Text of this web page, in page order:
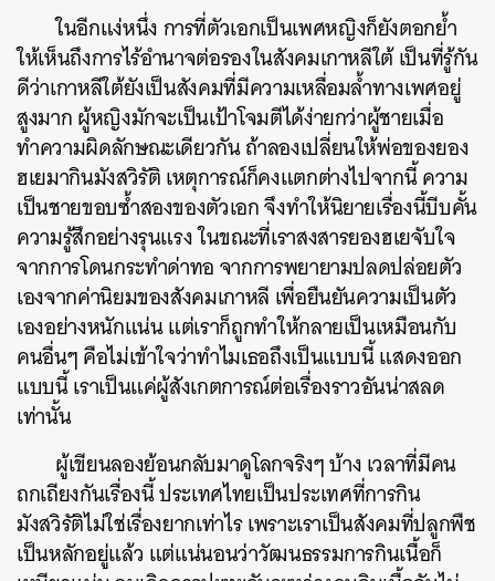
ในอีกแง่หนึ่ง การที่ตัวเอกเป็นเพศหญิงก็ยังตอกย้ำ
ให้เห็นถึงการไร้อำนาจต่อรองในสังคมเกาหลีใต้ เป็นที่รู้กัน
ดีว่าเกาหลีใต้ยังเป็นสังคมที่มีความเหลื่อมล้ำทางเพศอยู่
สูงมาก ผู้หญิงมักจะเป็นเป้าโจมตีได้ง่ายกว่าผู้ชายเมื่อ
ทำความผิดลักษณะเดียวกัน ถ้าลองเปลี่ยนให้พ่อของยอง
ฮเยมากินมังสวิรัติ เหตุการณ์ก็คงแตกต่างไปจากนี้ ความ
เป็นชายขอบซ้ำสองของตัวเอก จึงทำให้นิยายเรื่องนี้บีบคั้น
ความรู้สึกอย่างรุนแรงในขณะที่เราสงสารยองฮเยจับใจ
จากการโดนกระทำด่าทอ จากการพยายามปลดปล่อยตัว
เองจากค่านิยมของสังคมเกาหลี เพื่อยืนยันความเป็นตัว
เองอย่างหนักแน่น แต่เราก็ถูกทำให้กลายเป็นเหมือนกับ
คนอื่นๆ คือไม่เข้าใจว่าทำไมเธอถึงเป็นแบบนี้ แสดงออก
แบบนี้ เราเป็นแค่ผู้สังเกตการณ์ต่อเรื่องราวอันน่าสลด
เท่านั้น
ผู้เขียนลองย้อนกลับมาดูโลกจริงๆ บ้าง เวลาที่มีคน
ถกเถียงกันเรื่องนี้ ประเทศไทยเป็นประเทศที่การกิน
มังสวิรัติไม่ใช่เรื่องยากเท่าไร เพราะเราเป็นสังคมที่ปลูกพืช
เป็นหลักอยู่แล้ว แต่แน่นอนว่าวัฒนธรรมการกินเนื้อก็